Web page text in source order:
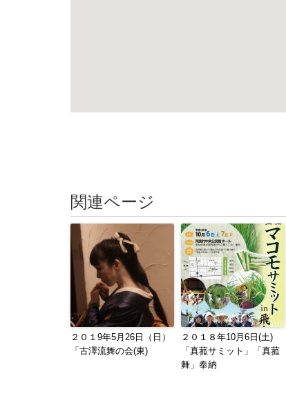
関連ページ
２０１9年5月26日（日）
「古澤流舞の会(東)
２０１８年10月6日(土)
「真菰サミット」「真菰
舞」奉納